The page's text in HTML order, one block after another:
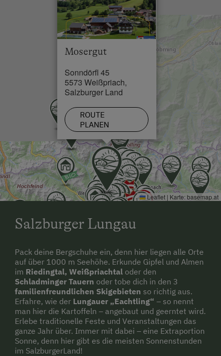
Loipe in 0.2 km
BILLA abbiegen nach Weißpriach.
durch das Murtal (B96) nach Tamsweg, Mariapfarr,
Über die Tauernautobahn A10 oder über den
Katschberg (B99) über St. Michael im Lungau, weiter
nach Mauterndorf...
Mosergut
Sonndörfl 45
5573 Weißpriach,
Salzburger Land
ROUTE
PLANEN
Leaflet | Karte:basemap.at
Salzburger Lungau
Pack deine Bergschuhe ein, denn hier liegen alle Orte
auf über 1000 m Seehöhe. Erkunde Gipfel und Almen
im Riedingtal, Weißpriachtal oder den
Schladminger Tauern oder tobe dich in den 3
familienfreundlichen Skigebieten so richtig aus.
Erfahre, wie der Lungauer „Eachtling“ – so nennt
man hier die Kartoffeln – angebaut und geerntet wird.
Erlebe traditionelle Feste und Veranstaltungen das
ganze Jahr über. Immer mit dabei – eine Extraportion
Sonne, denn hier gibt es die meisten Sonnenstunden
im SalzburgerLand!